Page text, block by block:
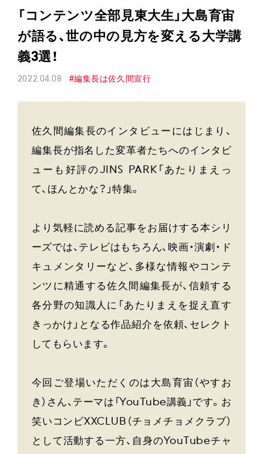
「コンテンツ全部見東大生」大島育宙
が語る、世の中の見方を変える大学講
義3選！
2022.04.08 #編集長は佐久間宣行
佐久間編集長のインタビューにはじまり、
編集長が指名した変革者たちへのインタビ
ューも好評のJINS PARK「あたりまえっ
て、ほんとかな？」特集。
より気軽に読める記事をお届けする本シリ
ーズでは、テレビはもちろん、映画・演劇・ド
キュメンタリーなど、多様な情報やコンテ
ンツに精通する佐久間編集長が、信頼する
各分野の知識人に「あたりまえを捉え直す
きっかけ」となる作品紹介を依頼、セレクト
してもらいます。
今回ご登場いただくのは大島育宙（やすお
き）さん、テーマは「YouTube講義」です。お
笑いコンビXXCLUB（チョメチョメクラブ）
として活動する一方、自身のYouTubeチャ